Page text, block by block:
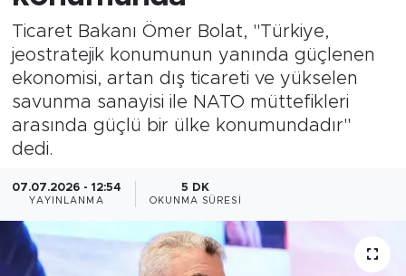
Ticaret Bakanı Ömer Bolat, "Türkiye,
jeostratejik konumunun yanında güçlenen
ekonomisi, artan dış ticareti ve yükselen
savunma sanayisi ile NATO müttefikleri
arasında güçlü bir ülke konumundadır"
dedi.
07.07.2026 - 12:54
YAYINLANMA
5 DK
OKUNMA SÜRESI
Magazin
Özel Haber
Politika